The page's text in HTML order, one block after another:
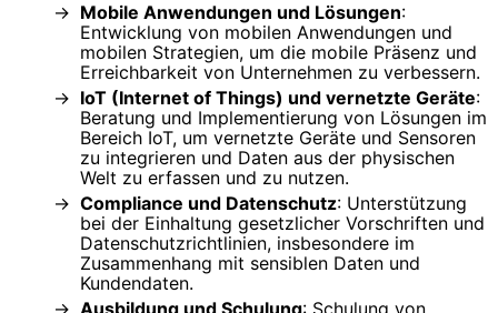
Mobile Anwendungen und Lösungen:
Entwicklung von mobilen Anwendungen und
mobilen Strategien, um die mobile Präsenz und
Erreichbarkeit von Unternehmen zu verbessern.
IoT (Internet of Things) und vernetzte Geräte:
Beratung und Implementierung von Lösungen im
Bereich IoT, um vernetzte Geräte und Sensoren
zu integrieren und Daten aus der physischen
Welt zu erfassen und zu nutzen.
Compliance und Datenschutz: Unterstützung
bei der Einhaltung gesetzlicher Vorschriften und
Datenschutzrichtlinien, insbesondere im
Zusammenhang mit sensiblen Daten und
Kundendaten.